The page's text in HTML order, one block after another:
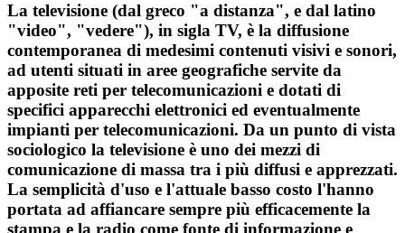
La televisione (dal greco "a distanza", e dal latino
"video", "vedere"), in sigla TV, è la diffusione
contemporanea di medesimi contenuti visivi e sonori,
ad utenti situati in aree geografiche servite da
apposite reti per telecomunicazioni e dotati di
specifici apparecchi elettronici ed eventualmente
impianti per telecomunicazioni. Da un punto di vista
sociologico la televisione è uno dei mezzi di
comunicazione di massa tra i più diffusi e apprezzati.
La semplicità d'uso e l'attuale basso costo l'hanno
portata ad affiancare sempre più efficacemente la
stampa e la radio come fonte di informazione e